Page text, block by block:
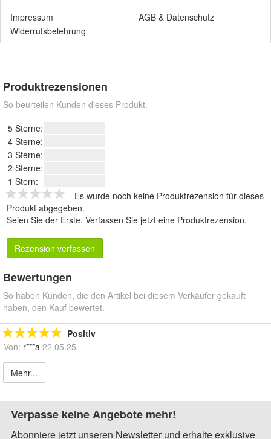
Impressum
AGB & Datenschutz
Widerrufsbelehrung
Produktrezensionen
So beurteilen Kunden dieses Produkt.
5 Sterne:
4 Sterne:
3 Sterne:
2 Sterne:
1 Stern:
Es wurde noch keine Produktrezension für dieses
Produkt abgegeben.
Seien Sie der Erste. Verfassen Sie jetzt eine Produktrezension.
Rezension verfassen
Bewertungen
So haben Kunden, die den Artikel bei diesem Verkäufer gekauft
haben, den Kauf bewertet.
Positiv
Von: r***a 22.05.25
Mehr...
Verpasse keine Angebote mehr!
Abonniere jetzt unseren Newsletter und erhalte exklusive